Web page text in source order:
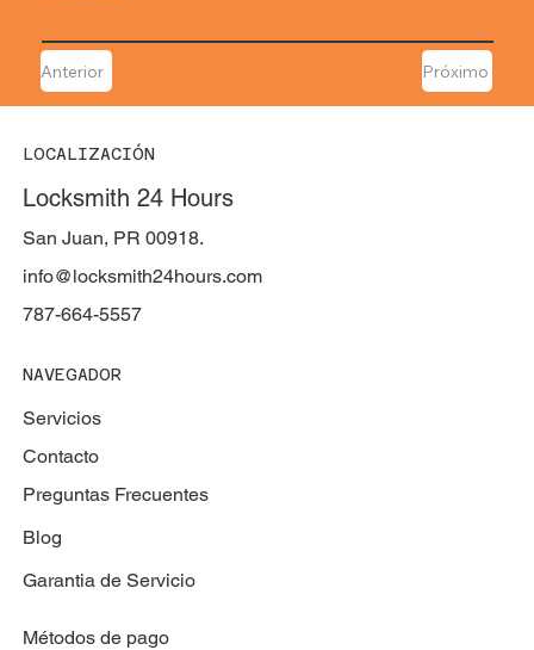
Anterior Próximo
LOCALIZACIÓN
Locksmith 24 Hours
San Juan, PR 00918.
787-664-5557
info@locksmith24hours.com
NAVEGADOR
Servicios
Contacto
Preguntas Frecuentes
Blog
Garantia de Servicio
Métodos de pago